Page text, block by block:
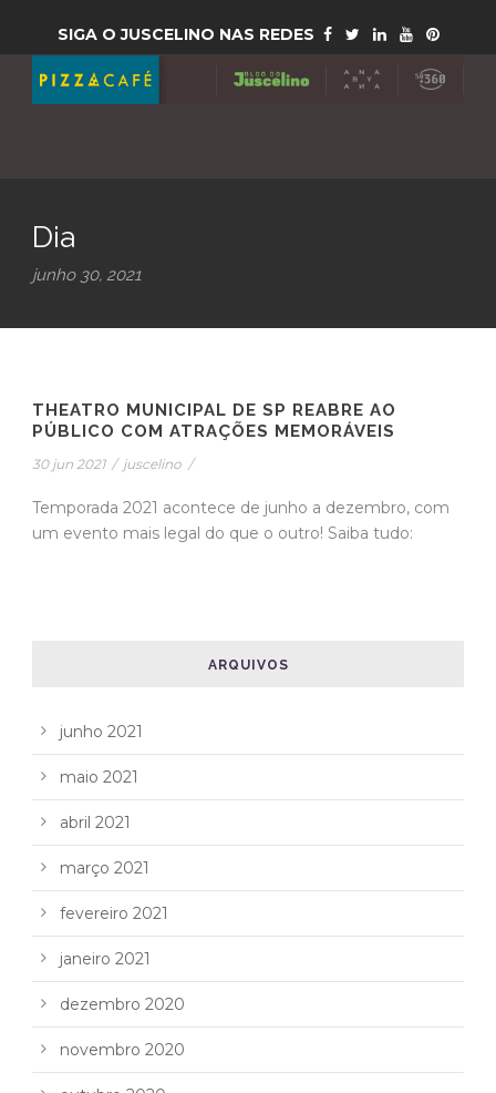
SIGA O JUSCELINO NAS REDES
Dia
junho 30, 2021
THEATRO MUNICIPAL DE SP REABRE AO
PÚBLICO COM ATRAÇÕES MEMORÁVEIS
30 jun 2021 / juscelino /
Temporada 2021 acontece de junho a dezembro, com
um evento mais legal do que o outro! Saiba tudo:
ARQUIVOS
junho 2021
maio 2021
abril 2021
março 2021
fevereiro 2021
janeiro 2021
dezembro 2020
novembro 2020